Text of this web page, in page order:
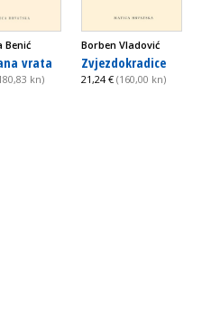
Benić
vrata
kn)
Borben Vladović
Zvjezdokradice
21,24 € (160,00 kn)